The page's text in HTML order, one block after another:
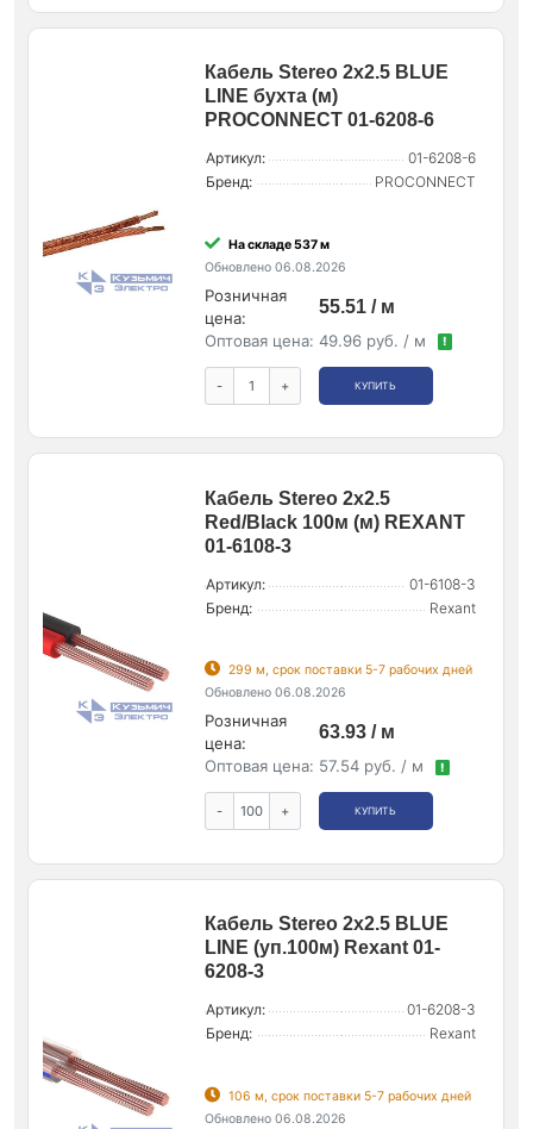
Кабель Stereo 2х2.5 BLUE
LINE бухта (м)
PROCONNECT 01-6208-6
Артикул:
01-6208-6
Бренд:
PROCONNECT
На складе 537 м
Обновлено 06.08.2026
Розничная
цена:
55.51 / м
Оптовая цена: 49.96 руб. / м !
- + КУПИТЬ
Кабель Stereo 2х2.5
Red/Black 100м (м) REXANT
01-6108-3
Артикул:
01-6108-3
Бренд:
Rexant
299 м, срок поставки 5-7 рабочих дней
Обновлено 06.08.2026
Розничная
цена:
63.93 / м
Оптовая цена: 57.54 руб. / м !
- + КУПИТЬ
Кабель Stereo 2х2.5 BLUE
LINE (уп.100м) Rexant 01-
6208-3
Артикул:
01-6208-3
Бренд:
Rexant
106 м, срок поставки 5-7 рабочих дней
Обновлено 06.08.2026